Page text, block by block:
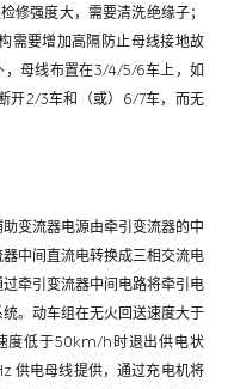
修强度大，需要清洗绝缘子；
需要增加高隔防止母线接地故
，母线布置在3/4/5/6车上，如
开2/3车和（或）6/7车，而无
变流器电源由牵引变流器的中
中间直流电转换成三相交流电
牵引变流器中间电路将牵引电
。动车组在无火回送速度大于
度低于50km/h时退出供电状
供电母线提供，通过充电机将